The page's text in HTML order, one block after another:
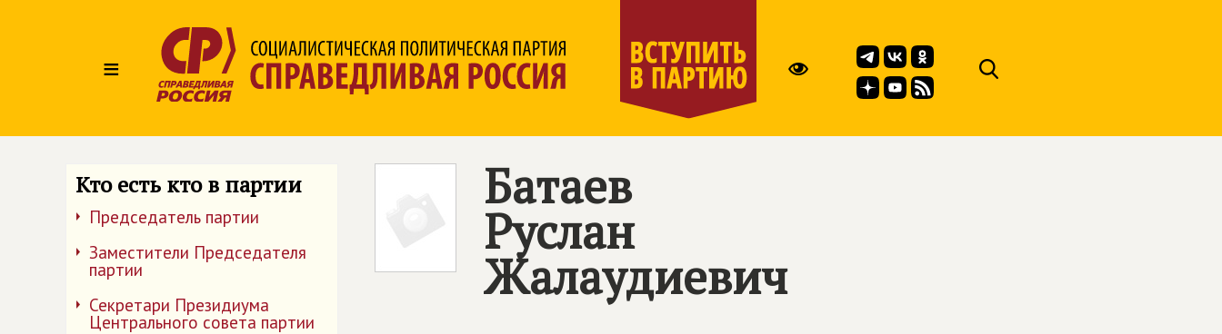
≡
Кто есть кто в партии
Председатель партии
Заместители Председателя
партии
Секретари Президиума
Центрального совета партии
Батаев
Руслан
Жалаудиевич